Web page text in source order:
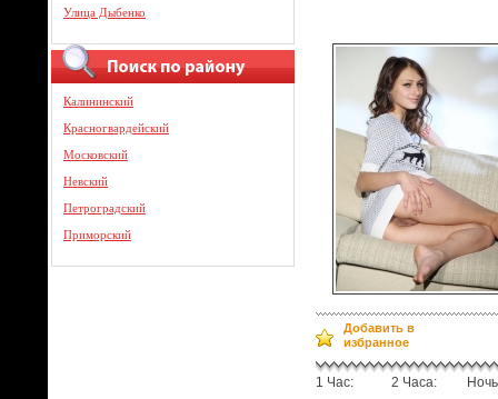
Улица Дыбенко
Калининский
Красногвардейский
Московский
Невский
Петроградский
Приморский
Добавить в
избранное
1 Час: 2 Часа: